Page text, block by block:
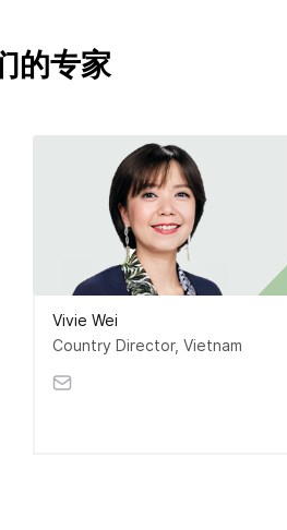
的专家
Vivie Wei
Country Director, Vietnam